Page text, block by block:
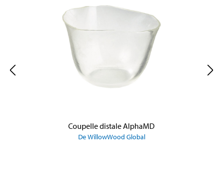
Coupelle distale AlphaMD
De WillowWood Global